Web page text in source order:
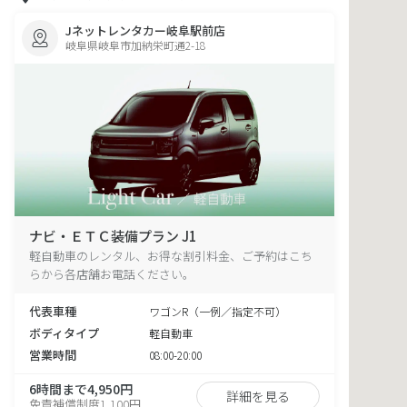
Jネットレンタカー岐阜駅前店
岐阜県岐阜市加納栄町通2-18
ナビ・ＥＴＣ装備プラン J1
軽自動車のレンタル、お得な割引料金、ご予約はこち
らから各店舗お電話ください。
代表車種 ワゴンR（一例／指定不可）
ボディタイプ 軽自動車
営業時間 08:00-20:00
6時間まで4,950円
免責補償制度1,100円 詳細を見る